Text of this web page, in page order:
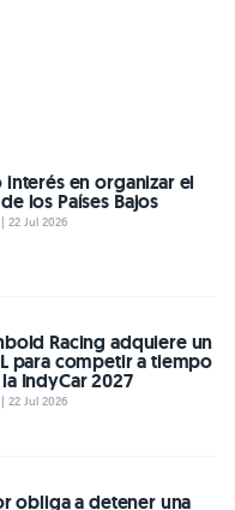
en organizar el
los Países Bajos
22 Jul 2026
Racing adquiere un
para competir a tiempo
IndyCar 2027
22 Jul 2026
obliga a detener una